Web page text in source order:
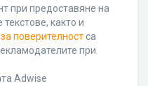
при предоставяне на
както и
поверителностса
при
Adwise